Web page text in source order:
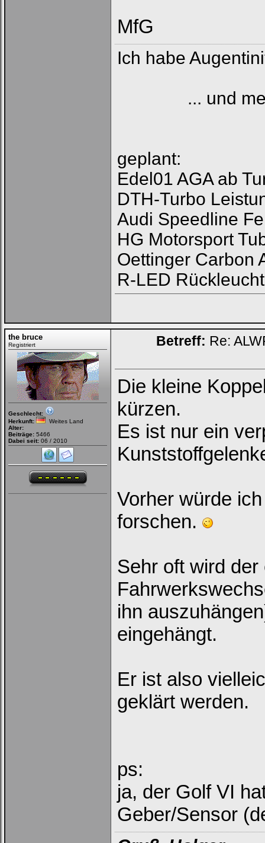
MfG
Ich habe
... und
geplant:
Edel01 AGA ab
DTH-Turbo
Audi Speedline
HG Motorsport
Oettinger Carbon
R-LED
the bruce
Registriert
Geschlecht:
Herkunft:
Weites Land
Alter:
Beiträge: 5466
Dabei seit: 06 / 2010
Betreff: Re:
Die kleine
kürzen.
Es ist nur ein
Vorher würde
forschen.
Sehr oft wird
ihn
eingehängt.
Er ist also
geklärt werden.
ps:
ja, der Golf VI
Geber/Sensor